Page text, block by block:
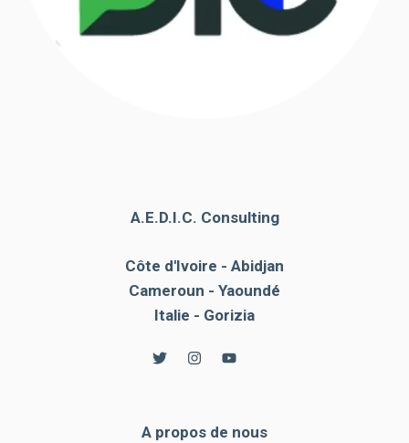
A.E.D.I.C. Consulting
Côte d'Ivoire - Abidjan
Cameroun - Yaoundé
Italie - Gorizia
A propos de nous